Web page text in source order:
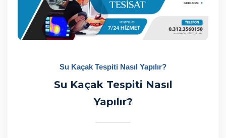
Su Kaçak Tespiti Nasıl Yapılır?
Su Kaçak Tespiti Nasıl
Yapılır?